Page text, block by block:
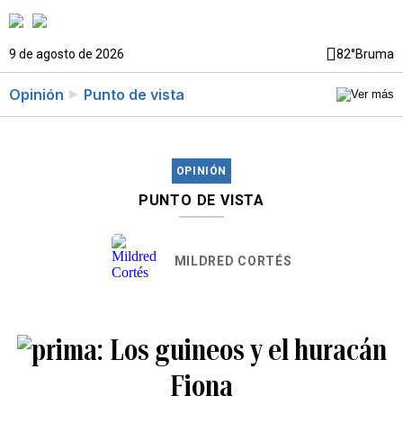
9 de agosto de 2026 82°Bruma
Opinión Punto de vista
OPINIÓN
PUNTO DE VISTA
MILDRED CORTÉS
Los guineos y el huracán
Fiona